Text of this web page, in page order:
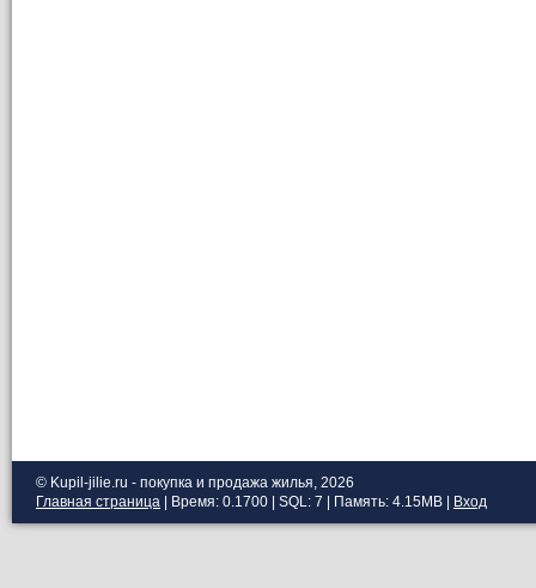
© Kupil-jilie.ru - покупка и продажа жилья, 2026
Главная страница | Время: 0.1700 | SQL: 7 | Память: 4.15MB Вход